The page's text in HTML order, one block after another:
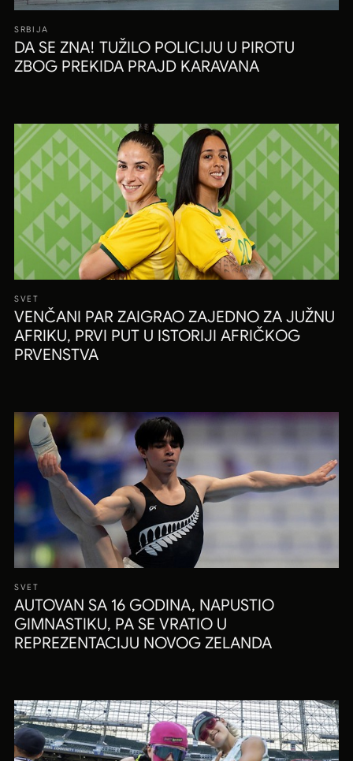
SRBIJA
DA SE ZNA! TUŽILO POLICIJU U PIROTU
ZBOG PREKIDA PRAJD KARAVANA
SVET
VENČANI PAR ZAIGRAO ZAJEDNO ZA JUŽNU
AFRIKU, PRVI PUT U ISTORIJI AFRIČKOG
PRVENSTVA
SVET
AUTOVAN SA 16 GODINA, NAPUSTIO
GIMNASTIKU, PA SE VRATIO U
REPREZENTACIJU NOVOG ZELANDA